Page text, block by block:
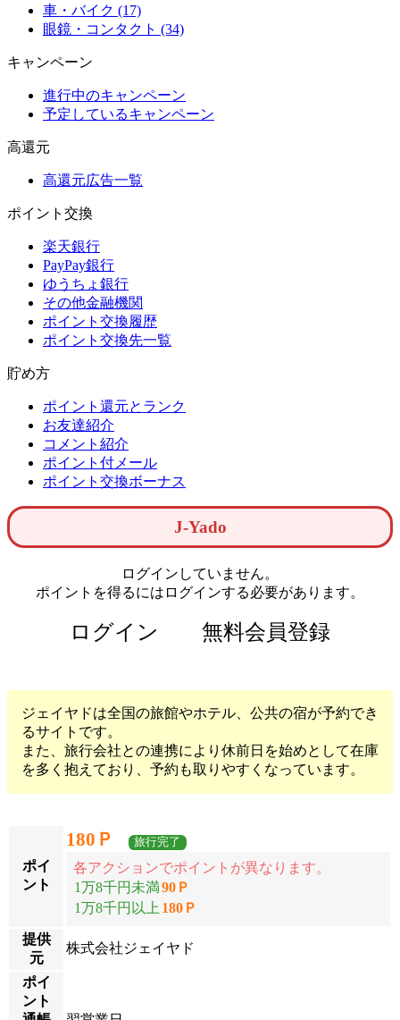
車・バイク (17)
眼鏡・コンタクト (34)
キャンペーン
進行中のキャンペーン
予定しているキャンペーン
高還元
高還元広告一覧
ポイント交換
楽天銀行
PayPay銀行
ゆうちょ銀行
その他金融機関
ポイント交換履歴
ポイント交換先一覧
貯め方
ポイント還元とランク
お友達紹介
コメント紹介
ポイント付メール
ポイント交換ボーナス
J-Yado
ログインしていません。
ポイントを得るにはログインする必要があります。
ログイン 無料会員登録
ジェイヤドは全国の旅館やホテル、公共の宿が予約でき
るサイトです。
また、旅行会社との連携により休前日を始めとして在庫
を多く抱えており、予約も取りやすくなっています。
ポイ
ント
180Ｐ 旅行完了
各アクションでポイントが異なります。
1万8千円未満90Ｐ
1万8千円以上 180Ｐ
提供
元
株式会社ジェイヤド
ポイ
ント